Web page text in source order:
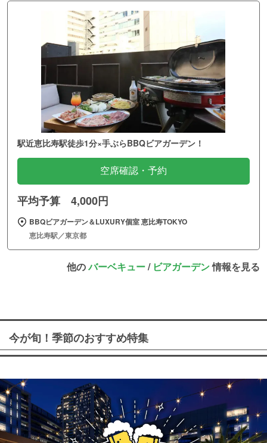
駅近恵比寿駅徒歩1分×手ぶらBBQビアガーデン！
空席確認・予約
平均予算 4,000円
BBQビアガーデン＆LUXURY個室 恵比寿TOKYO
恵比寿駅／東京都
他のバーベキュー/ ビアガーデン情報を見る
今が旬！季節のおすすめ特集